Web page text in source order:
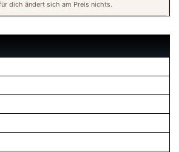
dich ändert sich am Preis nichts.